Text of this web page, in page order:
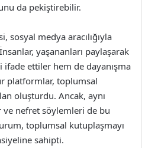
da pekiştirebilir.
sosyal medya aracılığıyla
yaşananları paylaşarak
ettiler hem de dayanışma
platformlar, toplumsal
oluşturdu. Ancak, aynı
nefret söylemleri de bu
toplumsal kutuplaşmayı
sahipti.